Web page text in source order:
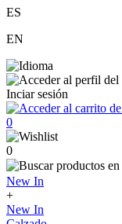
ES
EN
Inciar sesión
0
0
New In
+
New In